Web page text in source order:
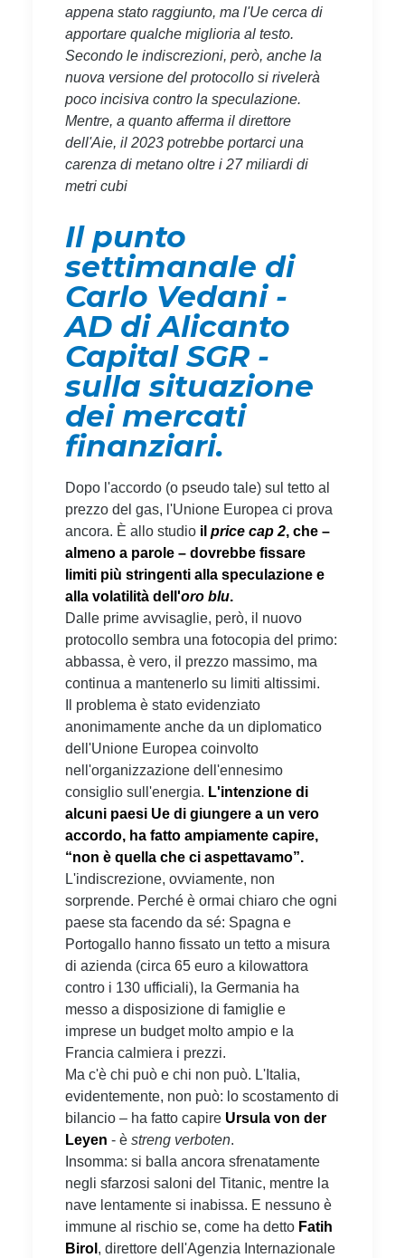
appena stato raggiunto, ma l'Ue cerca di
apportare qualche miglioria al testo.
Secondo le indiscrezioni, però, anche la
nuova versione del protocollo si rivelerà
poco incisiva contro la speculazione.
Mentre, a quanto afferma il direttore
dell'Aie, il 2023 potrebbe portarci una
carenza di metano oltre i 27 miliardi di
metri cubi
Il punto
settimanale di
Carlo Vedani -
AD di Alicanto
Capital SGR -
sulla situazione
dei mercati
finanziari.
Dopo l'accordo (o pseudo tale) sul tetto al
prezzo del gas, l'Unione Europea ci prova
ancora. È allo studio il price cap 2, che –
almeno a parole – dovrebbe fissare
limiti più stringenti alla speculazione e
alla volatilità dell'oro blu.
Dalle prime avvisaglie, però, il nuovo
protocollo sembra una fotocopia del primo:
abbassa, è vero, il prezzo massimo, ma
continua a mantenerlo su limiti altissimi.
Il problema è stato evidenziato
anonimamente anche da un diplomatico
dell'Unione Europea coinvolto
nell'organizzazione dell'ennesimo
consiglio sull'energia. L'intenzione di
alcuni paesi Ue di giungere a un vero
accordo, ha fatto ampiamente capire,
“non è quella che ci aspettavamo”.
L'indiscrezione, ovviamente, non
sorprende. Perché è ormai chiaro che ogni
paese sta facendo da sé: Spagna e
Portogallo hanno fissato un tetto a misura
di azienda (circa 65 euro a kilowattora
contro i 130 ufficiali), la Germania ha
messo a disposizione di famiglie e
imprese un budget molto ampio e la
Francia calmiera i prezzi.
Ma c'è chi può e chi non può. L'Italia,
evidentemente, non può: lo scostamento di
bilancio – ha fatto capire Ursula von der
Leyen - è streng verboten.
Insomma: si balla ancora sfrenatamente
negli sfarzosi saloni del Titanic, mentre la
nave lentamente si inabissa. E nessuno è
immune al rischio se, come ha detto Fatih
Birol , direttore dell'Agenzia Internazionale